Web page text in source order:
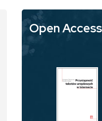
Open Access